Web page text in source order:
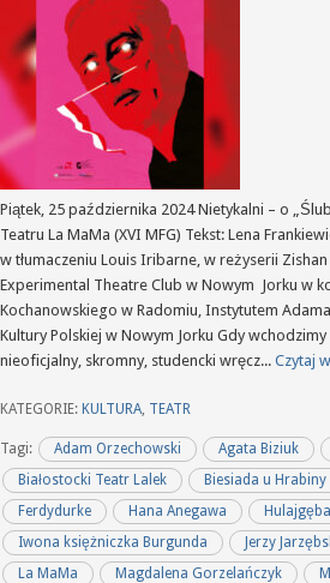
Piątek, 25 października 2024 Nietykalni – o
Teatru La MaMa (XVI MFG) Tekst: Lena
w tłumaczeniu Louis Iribarne, w reżyserii
Experimental Theatre Club w Nowym Jorku w
Kochanowskiego w Radomiu, Instytutem
Kultury Polskiej w Nowym Jorku Gdy
nieoficjalny, skromny, studencki wręcz... Czytaj
KATEGORIE: KULTURA, TEATR
Tagi: Adam Orzechowski Agata Biziuk
Białostocki Teatr Lalek
Biesiada u Hrabiny
Ferdydurke
Hana Anegawa
Hulajgęba
Iwona księżniczka Burgunda
Jerzy
La MaMa
Magdalena Gorzelańczyk